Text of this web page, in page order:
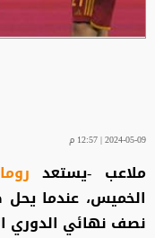
2024-05-09 | 12:57 م
ملاعب -يستعدروما
الخميس، عندما يحل
نصف نهائي الدوري